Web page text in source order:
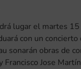
lugar el martes
con un
sonarán obras de
Francisco Jose